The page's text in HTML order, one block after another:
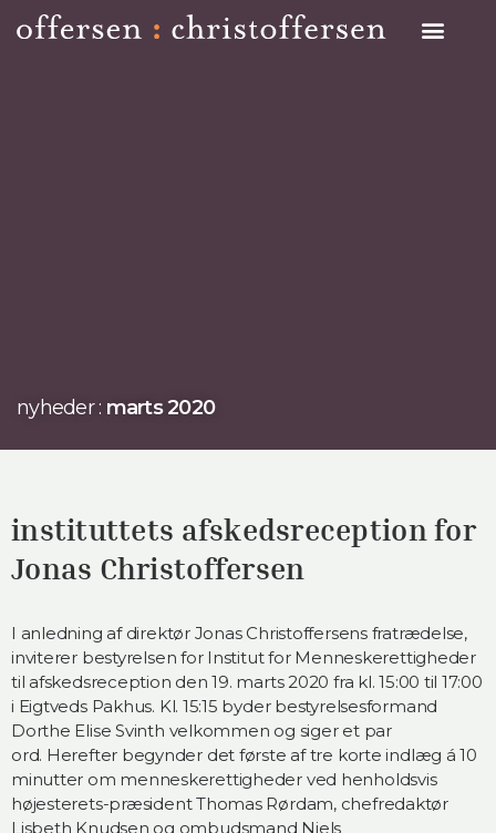
nyheder : marts 2020
instituttets afskedsreception for
Jonas Christoffersen
I anledning af direktør Jonas Christoffersens fratrædelse,
inviterer bestyrelsen for Institut for Menneskerettigheder
til afskedsreception den 19. marts 2020 fra kl. 15:00 til 17:00
i Eigtveds Pakhus. Kl. 15:15 byder bestyrelsesformand
Dorthe Elise Svinth velkommen og siger et par
ord. Herefter begynder det første af tre korte indlæg á 10
minutter om menneskerettigheder ved henholdsvis
højesterets-præsident Thomas Rørdam, chefredaktør
Lisbeth Knudsen og ombudsmand Niels